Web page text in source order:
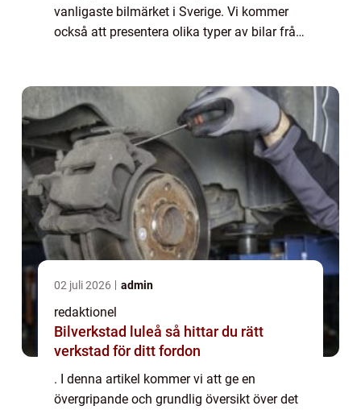
vanligaste bilmärket i Sverige. Vi kommer
också att presentera olika typer av bilar från
02 juli 2026 admin
redaktionel
Bilverkstad luleå så hittar du rätt
verkstad för ditt fordon
. I denna artikel kommer vi att ge en
övergripande och grundlig översikt över det